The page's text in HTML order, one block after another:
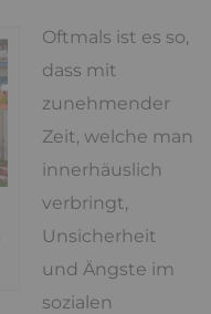
Oftmals ist es so,
dass mit
zunehmender
Zeit, welche man
innerhäuslich
verbringt,
Unsicherheit
und Ängste im
sozialen